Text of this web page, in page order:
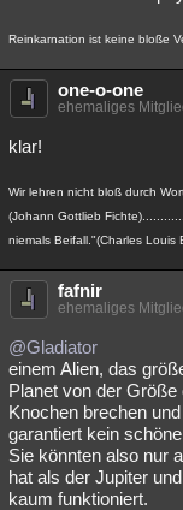
Reinkarnation ist keine bloße
one-o-one
ehemaliges
klar!
Wir lehren nicht bloß durch
(Johann Gottlieb
niemals Beifall."(Charles Louis
fafnir
ehemaliges
@Gladiator
einem Alien, das
Planet von der
Knochen brechen
garantiert kein
Sie könnten also nur
hat als der Jupiter
kaum funktioniert.